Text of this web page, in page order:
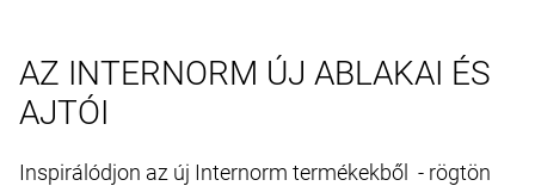
AZ INTERNORM ÚJ ABLAKAI ÉS
AJTÓI
Inspirálódjon az új Internorm termékekből - rögtön